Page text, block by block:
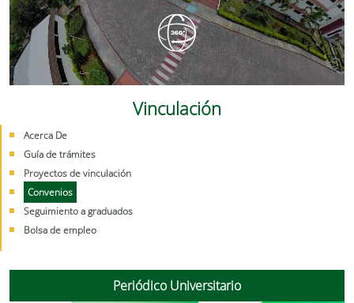
Vinculación
Acerca De
Guía de trámites
Proyectos de vinculación
Convenios
Seguimiento a graduados
Bolsa de empleo
Periódico Universitario